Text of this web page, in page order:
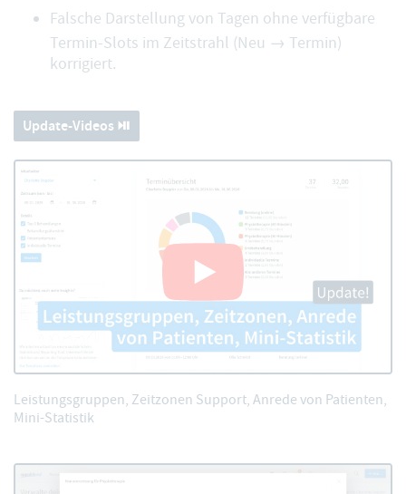
Falsche Darstellung von Tagen ohne verfügbare
Termin-Slots im Zeitstrahl (Neu → Termin)
korrigiert.
Update-Videos ⏯️
Leistungsgruppen, Zeitzonen Support, Anrede von Patienten,
Mini-Statistik